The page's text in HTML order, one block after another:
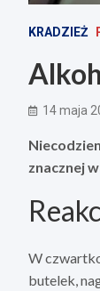
KRADZIEŻ
14 maja
znacznej
W
butelek,